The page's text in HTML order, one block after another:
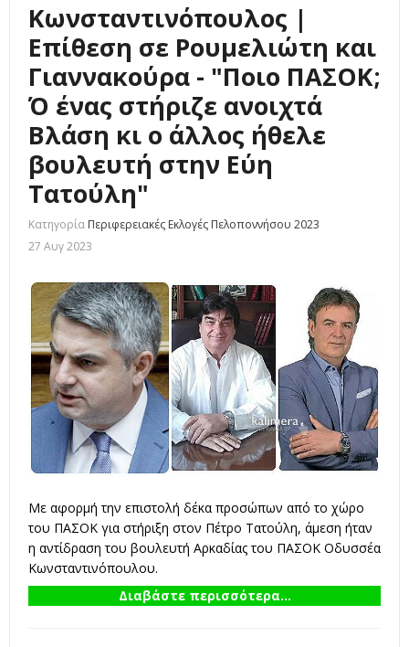
Κωνσταντινόπουλος |
Επίθεση σε Ρουμελιώτη και
Γιαννακούρα - "Ποιο ΠΑΣΟΚ;
Ό ένας στήριζε ανοιχτά
Βλάση κι ο άλλος ήθελε
βουλευτή στην Εύη
Τατούλη"
Κατηγορία Περιφερειακές Εκλογές Πελοποννήσου 2023
27 Αυγ 2023
Με αφορμή την επιστολή δέκα προσώπων από το χώρο
του ΠΑΣΟΚ για στήριξη στον Πέτρο Τατούλη, άμεση ήταν
η αντίδραση του βουλευτή Αρκαδίας του ΠΑΣΟΚ Οδυσσέα
Κωνσταντινόπουλου.
Διαβάστε περισσότερα...